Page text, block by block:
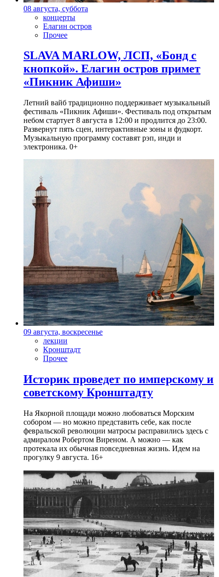
08 августа, суббота
концерты
Елагин остров
Прочее
SLAVA MARLOW, ЛСП, «Бонд с
кнопкой». Елагин остров примет
«Пикник Афиши»
Летний вайб традиционно поддерживает музыкальный
фестиваль «Пикник Афиши». Фестиваль под открытым
небом стартует 8 августа в 12:00 и продлится до 23:00.
Развернут пять сцен, интерактивные зоны и фудкорт.
Музыкальную программу составят рэп, инди и
электроника. 0+
09 августа, воскресенье
лекции
Кронштадт
Прочее
Историк проведет по имперскому и
советскому Кронштадту
На Якорной площади можно любоваться Морским
собором — но можно представить себе, как после
февральской революции матросы расправились здесь с
адмиралом Робертом Виреном. А можно — как
протекала их обычная повседневная жизнь. Идем на
прогулку 9 августа. 16+